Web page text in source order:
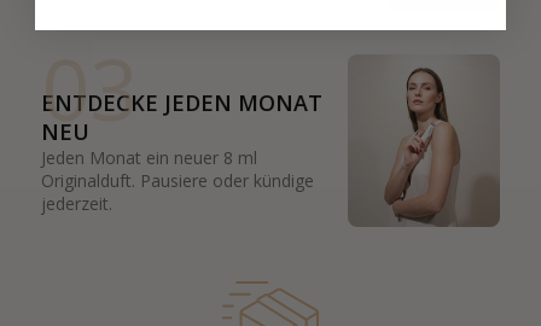
03
ENTDECKE JEDEN MONAT
NEU
Jeden Monat ein neuer 8 ml
Originalduft. Pausiere oder kündige
jederzeit.